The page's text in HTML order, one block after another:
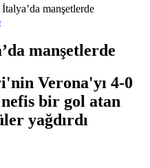
manşetlerde
manşetlerde
Verona'yı 4-0
bir gol atan
yağdırdı